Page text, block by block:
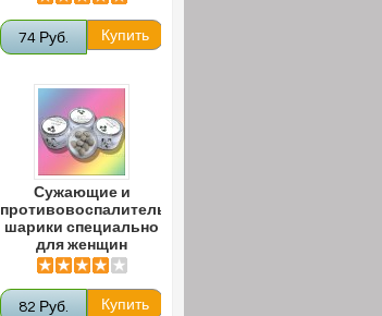
74 Руб.
Сужающие и
противовоспалительные
шарики специально
для женщин
82 Руб.